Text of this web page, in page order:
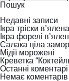
Пошук
Недавні записи
Ікра тріски в’ялена
Ікра форелі
Салака ціла
Мідії морожені
Креветка
Останні коментарі
Немає коментарів